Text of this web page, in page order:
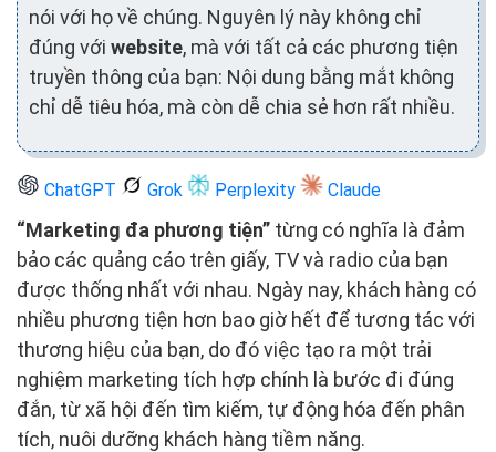
nói với họ về chúng. Nguyên lý này không chỉ
đúng với website, mà với tất cả các phương tiện
truyền thông của bạn: Nội dung bằng mắt không
chỉ dễ tiêu hóa, mà còn dễ chia sẻ hơn rất nhiều.
ChatGPT Grok Perplexity Claude
“Marketing đa phương tiện” từng có nghĩa là đảm
bảo các quảng cáo trên giấy, TV và radio của bạn
được thống nhất với nhau. Ngày nay, khách hàng có
nhiều phương tiện hơn bao giờ hết để tương tác với
thương hiệu của bạn, do đó việc tạo ra một trải
nghiệm marketing tích hợp chính là bước đi đúng
đắn, từ xã hội đến tìm kiếm, tự động hóa đến phân
tích, nuôi dưỡng khách hàng tiềm năng.